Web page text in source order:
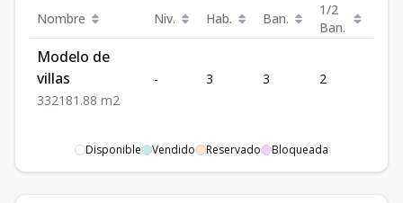
Nombre Niv. Hab. Ban.
1/2
Ban.
Modelo de
villas
332181.88 m2
- 3 3 2
Disponible Vendido Reservado Bloqueada